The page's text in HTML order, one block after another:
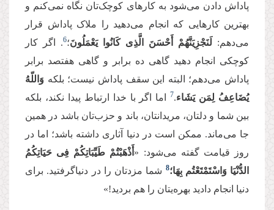
پاداش دادن می‌شود به کارهای کوچک‌تان نگاه نمی‌کنم و
بهترین کارهایی که انجام می‌دهید را ملاک پاداش قرار
می‌دهم: لَنَجْزِیَنَّهُمْ أَحْسَنَ الَّذِی كَانُوا یَعْمَلُونَ؛6. اگر کار
کوچکی انجام دهید گاهی ده برابر و گاهی هفتصد برابر
پاداش می‌دهم؛ البته این سقف پاداش نیست؛ بلکه وَاللّهُ
یُضَاعِفُ لِمَن یَشَاء.
7
اما اگر با خدا ارتباط پیدا نکند، بلکه
بین شما و دلتان، مریدانتان، باند و حزب‌تان باشد در همین
جا می‌ماند. ممکن است در دنیا آثاری داشته باشد؛ اما در
روز قیامت گفته می‌شود: « أَذْهَبْتُمْ طَیِّبَاتِكُمْ فِی حَیَاتِكُمُ
الدُّنْیَا وَاسْتَمْتَعْتُم بِهَا؛8 شما مزدتان را در دنیاگرفتید. برای
دنیا انجام دادید بهره‌یتان را هم بردید!»